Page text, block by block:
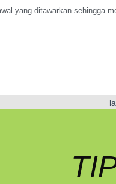
yang ditawarkan sehingga